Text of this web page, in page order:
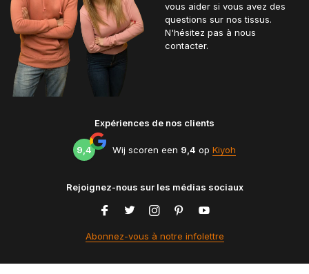
vous aider si vous avez des
questions sur nos tissus.
N'hésitez pas à nous
contacter.
Expériences de nos clients
9,4 Wij scoren een 9,4 op Kiyoh
Rejoignez-nous sur les médias sociaux
Abonnez-vous à notre infolettre